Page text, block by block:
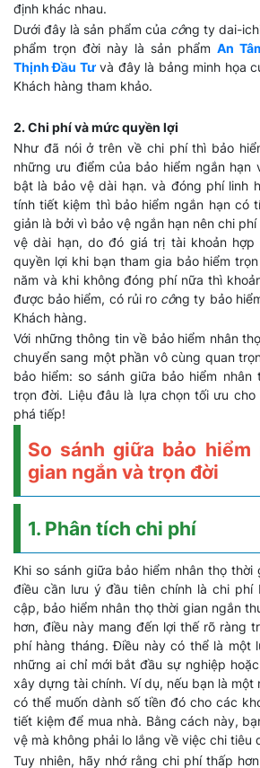
định khác nhau.
Dưới đây là sản phẩm của công ty dai-
phẩm trọn đời này là sản phẩm An
Thịnh Đầu Tưvà đây là bảng minh họa
Khách hàng tham khảo.
2. Chi phí và mức quyền lợi
Như đã nói ở trên về chi phí thì bảo
những ưu điểm của bảo hiểm ngắn hạn
bật là bảo vệ dài hạn. và đóng phí linh
tính tiết kiệm thì bảo hiểm ngắn hạn có
giản là bởi vì bảo vệ ngắn hạn nên chi
vệ dài hạn, do đó giá trị tài khoản hợp
quyền lợi khi bạn tham gia bảo hiểm
năm và khi không đóng phí nữa thì
được bảo hiểm, có rủi ro công ty bảo
Khách hàng.
Với những thông tin về bảo hiểm nhân
chuyển sang một phần vô cùng quan
bảo hiểm: so sánh giữa bảo hiểm nhân
trọn đời. Liệu đâu là lựa chọn tối ưu cho
phá tiếp!
So sánh giữa bảo
gian ngắn và trọn đời
1. Phân tích chi phí
Khi so sánh giữa bảo hiểm nhân thọ thời
điều cần lưu ý đầu tiên chính là chi phí
cập, bảo hiểm nhân thọ thời gian ngắn
hơn, điều này mang đến lợi thế rõ ràng
phí hàng tháng. Điều này có thể là một
những ai chỉ mới bắt đầu sự nghiệp
xây dựng tài chính. Ví dụ, nếu bạn là một
có thể muốn dành số tiền đó cho các
tiết kiệm để mua nhà. Bằng cách này,
vệ mà không phải lo lắng về việc chi tiêu
Tuy nhiên, hãy nhớ rằng chi phí thấp